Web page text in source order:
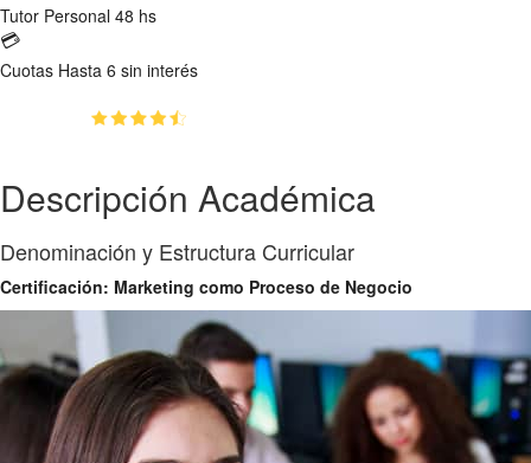
Tutor Personal 48 hs
💳
Cuotas Hasta 6 sin interés
Descripción Académica
Denominación y Estructura Curricular
Certificación: Marketing como Proceso de Negocio